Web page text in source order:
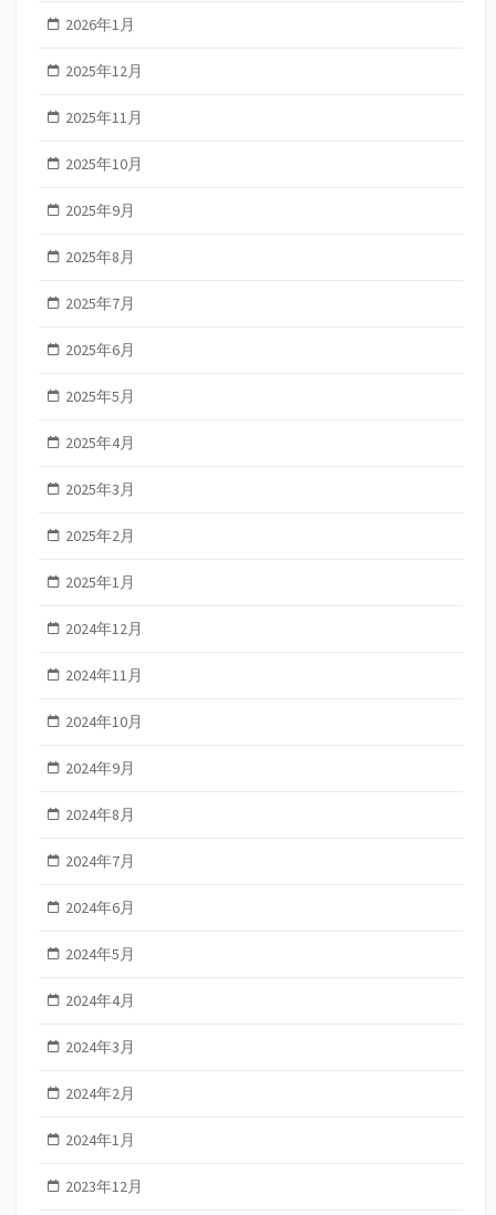
2026年1月
2025年12月
2025年11月
2025年10月
2025年9月
2025年8月
2025年7月
2025年6月
2025年5月
2025年4月
2025年3月
2025年2月
2025年1月
2024年12月
2024年11月
2024年10月
2024年9月
2024年8月
2024年7月
2024年6月
2024年5月
2024年4月
2024年3月
2024年2月
2024年1月
2023年12月